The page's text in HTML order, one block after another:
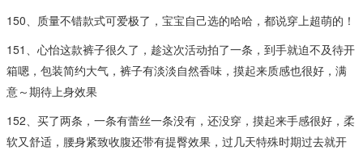
150、质量不错款式可爱极了，宝宝自己选的哈哈，都说穿上超萌的！
151、心怡这款裤子很久了，趁这次活动拍了一条，到手就迫不及待开
箱嗯，包装简约大气，裤子有淡淡自然香味，摸起来质感也很好，满
意～期待上身效果
152、买了两条，一条有蕾丝一条没有，还没穿，摸起来手感很好，柔
软又舒适，腰身紧致收腹还带有提臀效果，过几天特殊时期过去就开